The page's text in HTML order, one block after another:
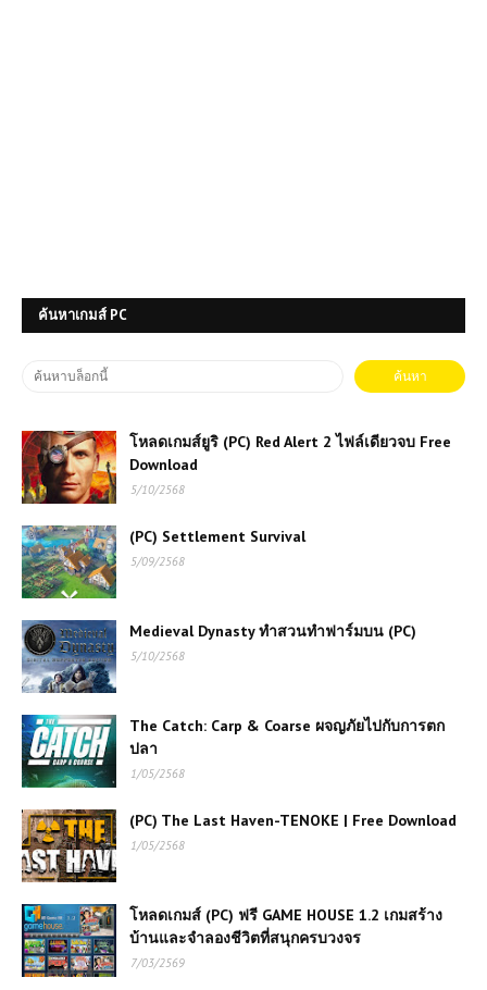
ค้นหาเกมส์ PC
โหลดเกมส์ยูริ (PC) Red Alert 2 ไฟล์เดียวจบ Free
Download
5/10/2568
(PC) Settlement Survival
5/09/2568
Medieval Dynasty ทำสวนทำฟาร์มบน (PC)
5/10/2568
The Catch: Carp & Coarse ผจญภัยไปกับการตก
ปลา
1/05/2568
(PC) The Last Haven-TENOKE | Free Download
1/05/2568
โหลดเกมส์ (PC) ฟรี GAME HOUSE 1.2 เกมสร้าง
บ้านและจำลองชีวิตที่สนุกครบวงจร
7/03/2569